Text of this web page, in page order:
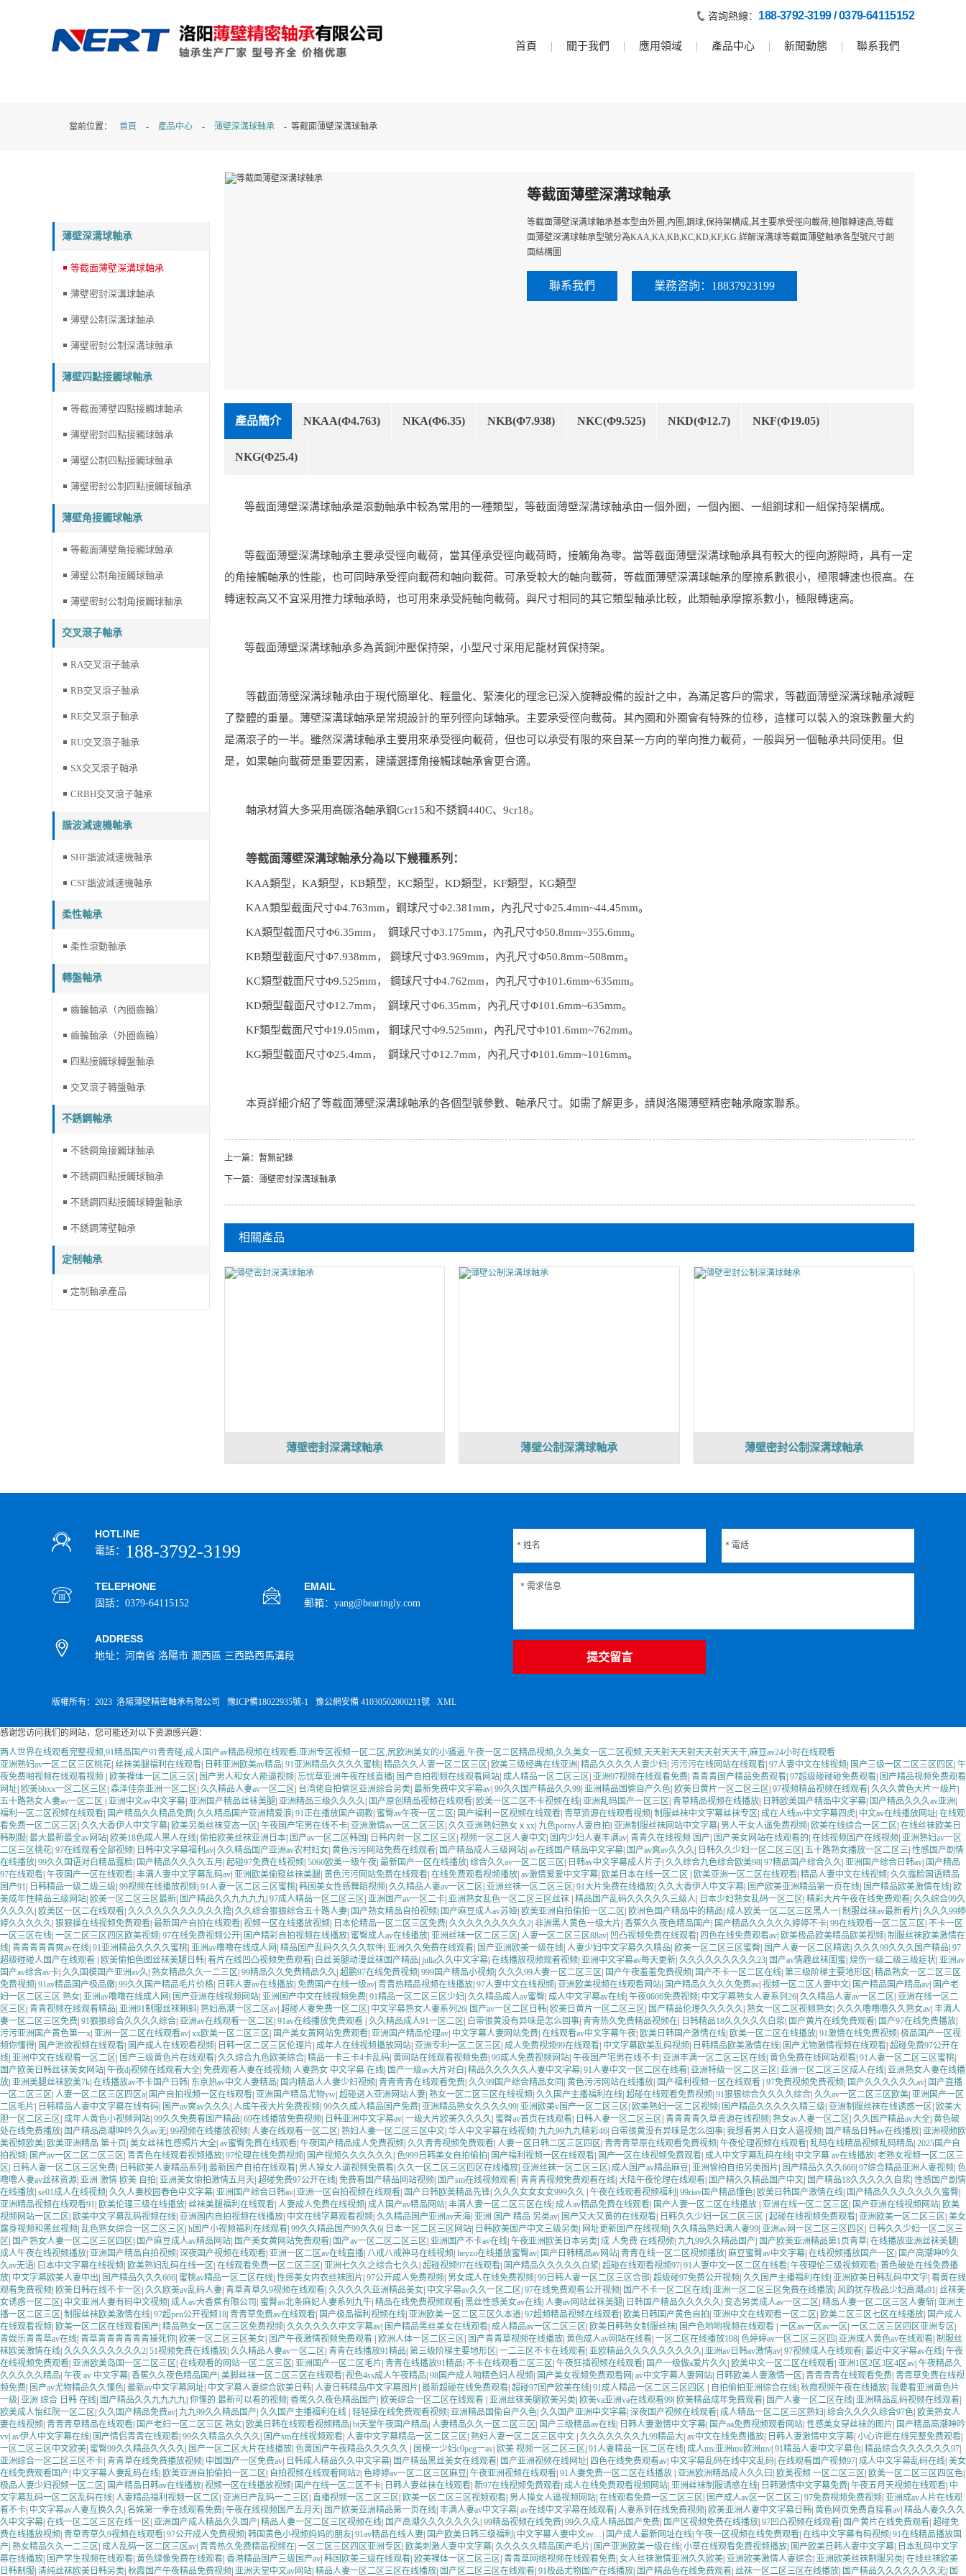
咨詢熱線： 188-3792-3199 / 0379-64115152
首頁 關于我們 應用領域 產品中心 新聞動態 聯系我們
當前位置： 首頁 - 產品中心 - 薄壁深溝球軸承 - 等截面薄壁深溝球軸承
薄壁深溝球軸承
等截面薄壁深溝球軸承
薄壁密封深溝球軸承
薄壁公制深溝球軸承
薄壁密封公制深溝球軸承
薄壁四點接觸球軸承
等截面薄壁四點接觸球軸承
薄壁密封四點接觸球軸承
薄壁公制四點接觸球軸承
薄壁密封公制四點接觸球軸承
薄壁角接觸球軸承
等截面薄壁角接觸球軸承
薄壁公制角接觸球軸承
薄壁密封公制角接觸球軸承
交叉滾子軸承
RA交叉滾子軸承
RB交叉滾子軸承
RE交叉滾子軸承
RU交叉滾子軸承
SX交叉滾子軸承
CRBH交叉滾子軸承
諧波減速機軸承
SHF諧波減速機軸承
CSF諧波減速機軸承
柔性軸承
柔性滾動軸承
轉盤軸承
齒輪軸承（內圈齒輪）
齒輪軸承（外圈齒輪）
四點接觸球轉盤軸承
交叉滾子轉盤軸承
不銹鋼軸承
不銹鋼角接觸球軸承
不銹鋼四點接觸球軸承
不銹鋼四點接觸球轉盤軸承
不銹鋼薄壁軸承
定制軸承
定制軸承產品
等截面薄壁深溝球軸承
等截面薄壁深溝球軸承基本型由外圈,內圈,鋼球,保持架構成,其主要承受徑向載荷,極限轉速高,等截
面薄壁深溝球軸承型號分為KAA,KA,KB,KC,KD,KF,KG.詳解深溝球等截面薄壁軸承各型號尺寸剖
面結構圖
聯系我們 業務咨詢：18837923199
產品簡介 NKAA(Φ4.763) NKA(Φ6.35) NKB(Φ7.938) NKC(Φ9.525) NKD(Φ12.7) NKF(Φ19.05)
NKG(Φ25.4)
等截面薄壁深溝球軸承是滾動軸承中較為常用的一種類型，等截面薄壁深溝球軸承由一個外圈，一個內圈、一組鋼球和一組保持架構成。
等截面薄壁深溝球軸承主要承受徑向載荷，當其僅承受徑向載荷時，接觸角為零。當等截面薄壁深溝球軸承具有較大的徑向游隙時，具有一定
的角接觸軸承的性能，也可同時承受徑向載荷和軸向載荷。可承受較大的軸向載荷，等截面薄壁深溝球軸承的摩擦系數很小，極限轉速也很高。在
轉速較高又不宜采用推力球軸承時，也可用來承受純軸向載荷。與尺寸相同的其它類型軸承比較，此類軸承摩擦系數小，極限轉速高。
等截面薄壁深溝球軸承多為黃銅沖壓保持架，小型尺寸采用尼龍材質保持架。
等截面薄壁深溝球軸承由于現代簡單化、輕量化、緊湊化的理念已深入旋轉設備的設計之中，為滿足客戶的需求，等截面薄壁深溝球軸承減輕
了整體的重量。 薄壁深溝球軸承是常規設計的單列徑向球軸承。 主要承受徑向載荷。 其內圈和外圈會有特殊的位移，這樣可以裝入的滾珠數量大約
是滿滾子的一半。雖然深溝球軸承主要用來承受徑向載荷，但也可以承受有限的來自某一方向的單向推力載荷， 一般與另一個軸承共同使用。 但
是，如果軸向載荷是重要因素， 建議選擇角接觸球軸承會更合適。
軸承材質大多采用高碳洛軸承鋼Gcr15和不銹鋼440C、 9cr18。
等截面薄壁深溝球軸承分為以下幾種系列：
KAA類型， KA類型， KB類型， KC類型， KD類型， KF類型， KG類型
KAA類型截面尺寸Φ4.763mm，鋼球尺寸Φ2.381mm，內孔尺寸Φ25.4mm~44.45mm。
KA類型截面尺寸Φ6.35mm， 鋼球尺寸Φ3.175mm，內孔尺寸Φ50.8mm~355.6mm。
KB類型截面尺寸Φ7.938mm， 鋼球尺寸Φ3.969mm，內孔尺寸Φ50.8mm~508mm。
KC類型截面尺寸Φ9.525mm， 鋼球尺寸Φ4.762mm，內孔尺寸Φ101.6mm~635mm。
KD類型截面尺寸Φ12.7mm， 鋼球尺寸Φ6.35mm，內孔尺寸Φ101.6mm~635mm。
KF類型截面尺寸Φ19.05mm， 鋼球尺寸Φ9.525mm，內孔尺寸Φ101.6mm~762mm。
KG類型截面尺寸Φ25.4mm， 鋼球尺寸Φ12.7mm，內孔尺寸Φ101.6mm~1016mm。
本頁詳細介紹了等截面薄壁深溝球軸承的各個型號參數、軸承尺寸。如需了解更多，請與洛陽薄壁精密軸承廠家聯系。
上一篇：暫無記錄
下一篇： 薄壁密封深溝球軸承
相關產品
薄壁密封深溝球軸承 薄壁公制深溝球軸承 薄壁密封公制深溝球軸承
HOTLINE
電話： 188-3792-3199
TELEPHONE
固話：0379-64115152
EMAIL
郵箱：yang@bearingly.com
ADDRESS
地址：河南省 洛陽市 澗西區 三西路西馬溝段 提交留言
版權所有：2023 洛陽薄壁精密軸承有限公司 豫ICP備18022935號-1 豫公網安備 41030502000211號 XML
感谢您访问我们的网站，您可能还对以下资源感兴趣：
两人世界在线观看完整视频,91精品国产91青青碰,成人国产av精品视频在线观看,亚洲专区视频一区二区,尻欧洲美女的小骚逼,午夜一区二区精品视频,久久美女一区二区视频,天天射天天射天天射天天干,麻豆av24小时在线观看
亚洲熟妇av一区二区三区桃花| 丝袜美腿福利在线观看| 日韩亚洲欧美av精品| 91亚洲精品久久久久蜜桃| 精品久久人妻一区二区三区| 欧美三级经典在线亚洲| 精品久久久久人妻少妇| 污污污在线网站在线观看| 97人妻中文在线视频| 国产三级一区二区三区四区| 午
夜免费啪视频在线观看视频 | 欧美裸体一区二区三区| 国产男人和女人能逼视频| 忘忧草亚洲午夜在线直播| 国产自拍视频在线观看网站| 成人精品一区二区三区| 亚洲97视频在线观看免费| 青青青国产精品免费观看| 97超级碰碰碰免费观看| 国产精品视频免费观看
网址| 欧美bbxx一区二区三区| 森泽佳奈亚洲一区二区| 久久精品人妻av一区二区| 台湾佬自拍偷区亚洲综合另类| 最新免费中文字幕av| 99久久国产精品久久99| 亚洲精品国偷自产久色| 欧美日黄片一区二区三区| 97视频精品视频在线观看| 久久久黄色大片一级片|
五十路熟女人妻av一区二区 | 亚洲中文av中文字幕| 亚洲国产精品丝袜美腿| 亚洲精品三级久久久久| 国产原创精品视频在线观看| 欧美一区二区不卡视频在线| 亚洲乱码国产一区三区| 青草精品视频在线播放| 日韩欧美国产精品中文字幕| 国产精品久久久av亚洲|
福利一区二区视频在线观看| 国产精品久久精品免费| 久久精品国产亚洲精爱浪| 91正在播放国产调教| 蜜臀av午夜一区二区| 国产福利一区视频在线观看| 青草资源在线观看视频| 制服丝袜中文字幕丝袜专区| 成在人线av中文字幕四虎| 中文av在线播放网址| 在线观
看免费一区二区三区| 久久大香伊人中文字幕| 欧美另类丝袜变态一区| 午夜国产宅男在线不卡| 亚洲激情av一区二区三区| 久久亚洲熟妇熟女ⅹxx| 九色porny人妻自拍| 亚洲制服丝袜网站中文字幕| 男人干女人逼免费视频| 欧美在线综合一区二区| 在线丝袜欧美日
韩制服| 最大最新最全av网站| 欧美18色成人黑人在线| 偷拍欧美丝袜亚洲日本| 国产av一区二区韩国 | 日韩内射一区二区三区| 视频一区二区人妻中文| 国内少妇人妻丰满av| 青青久在线视频 国产| 国产美女网站在线观看的| 在线视频国产在线视频| 亚洲熟妇av一区
二区三区桃花| 97在线观看全部视频| 日韩中文字幕福利av| 久久精品国产亚洲av农村妇女| 黄色污污网站免费在线观看| 国产精品成人三级网站| av在线国产精品中文字幕| 国产av爽av久久久| 日韩久久少妇一区二区三区| 五十路熟女播放一区二区三| 性感国产剧情
在线播放| 99久久国语对白精品露脸| 国产精品久久久久五月 | 起碰97免费在线视频| 5060欧美一级午夜| 最新国产一区在线播放| 综合久久av一区二区三区| 日韩av中文字幕成人片子| 久久综合九色综合欧美98| 97精品国产综合久久| 亚洲国产综合日韩av| 国产精品
97在线观看| 午夜国产一区在线观看| 丰满人妻中文字幕乱码av| 亚洲欧美偷窥丝袜美腿| 黄色污污网站免费在线观看| 在线免费观看视频播放| av激情爱爱中文字幕| 欧美日本在线一区二区 | 欧美亚洲一区二区在线观看| 精品人妻中文在线视频| 久久露脸国语精品
国产91| 日韩精品一级二级三级| 99视频在线播放视频| 91人妻一区二区三区蜜桃| 韩国美女性感舞蹈视频| 久久精品人妻av一区二区| 亚洲丝袜一区二区三区| 91大片免费在线播放| 久久大香伊人中文字幕| 国产欧美亚洲精品第一页在线| 国产精品欧美激情在线| 欧
美成年性精品三级网站| 欧美一区二区三区最新| 国产精品久久九九九九| 97成人精品一区二区三区| 亚洲国产av一区二卡| 亚洲熟女乱色一区二区三区丝袜 | 精品国产乱码久久久久久三级人| 日本少妇熟女乱码一区二区| 精彩大片午夜在线免费观看| 久久综合99久
久久久久| 欧美区一区二在线观看| 久久久久久久久久久久久撸| 久久综合狠狠综合五十路人妻| 国产熟女精品自拍视频| 国产麻豆成人av苏娅| 欧美亚洲自拍偷拍一区二区| 欧洲色国产精品中的精品| 成人欧美一区二区三区黑人一| 制服丝袜av最新看片| 久久久99婷
婷久久久久久| 狠狠操在线视频免费观看| 最新国产自拍在线观看| 视频一区在线播放视频| 日本伦精品一区二区三区免费| 久久久久久久久久久2| 非洲黑人黄色一级大片| 香蕉久久夜色精品国产| 国产精品久久久久久婷婷不卡| 99在线观看一区二区三区| 不卡一区
一区三区在线| 一区二区三区四区欧美视频| 97在线免费视频公开| 国产精彩自拍视频在线播放| 蜜臀成人av在线播放| 亚洲丝袜一区二区三区| 人妻一区二区三区88av| 凹凸视频免费在线观看| 四色在线免费观看av| 欧美极品欧美精品欧美视频| 制服丝袜欧美激情在
线| 青青青青青爽av在线| 91亚洲精品久久久久蜜桃| 亚洲av噜噜在线成人网 | 精品国产乱码久久久久软件| 亚洲久久免费在线观看| 国产亚洲欧美一级在线| 人妻少妇中文字幕久久精品| 欧美一区二区三区蜜臀| 国产人妻一区二区精选| 久久久99久久久国产精品| 97
超级碰碰人国产在线观看 | 欧美偷拍色图丝袜美腿日韩| 看片在线凹凸视频免费观看| 白丝美腿动漫丝袜国产精品| julia久久中文字幕| 在线播放视频观看视频| 亚洲中文字幕av每天更新| 久久久久久久久久久23| 国产av情趣丝袜闺蜜| 烧伤一级二级三级症状| 亚洲av
国产av综合av卡| 久久国模国产亚洲av久| 熟女精品久久一二三区| 99精品久久免费精品久久| 超鹏97在线免费视频| 999国产精品小视频| 久久久99人妻一区二区三区| 国产午夜羞羞免费视频| 国产不卡一区二区在线| 第三级阶梯主要地形区| 精品熟女一区二区三区
免费视频| 91av精品国产极品嫩| 99久久国产精品毛片价格| 日韩人妻av在线播放| 免费国产在线一级av| 青青热精品视频在线播放| 97人妻中文在线视频| 亚洲欧美视频在线观看网站| 国产精品久久久久免费av| 视频一区二区人妻中文| 国产精品国产精品av| 国产老
妇一区二区三区 熟女| 亚洲av噜噜在线成人网 | 国产亚洲在线视频网站| 亚洲国产中文在线视频免费| 91精品一区二区三区少妇| 久久精品成人av蜜臀| 成人中文字幕av在线| 午夜0606免费视频| 中文字幕熟女人妻系列26| 久久精品人妻av一区二区| 亚洲在线一区二
区三区| 青青视频在线观看精品| 亚洲91制服丝袜蝌蚪| 熟妇高潮一区二区av| 超碰人妻免费一区二区| 中文字幕熟女人妻系列26| 国产av一区二区日韩| 欧美日黄片一区二区三区| 国产精品伦理久久久久久| 熟女一区二区视频熟女| 久久久噜噜噜久久熟女av| 丰满人
妻一区二区三区免费| 91狠狠综合久久久久综合| 亚洲av在线观看一区二区| 91av在线播放免费观看 | 久久精品成人91一区二区| 白带很黄没有异味是怎么回事| 青青热久免费精品视频在| 日韩精品18久久久久久白浆| 国产黄片在线免费观看| 国产97在线免费播放|
污污亚洲国产黄色第一x| 亚洲一区二区在线观看av| xx欧美一区二区三区| 国产美女黄网站免费观看| 亚洲国产精品伦理av| 中文字幕人妻网站免费| 在线观看av中文字幕午夜| 欧美日韩国产激情在线| 欧美一区二区在线播放| 91激情在线免费视频| 极品国产一区视
频你懂得| 国产泄欲视频在线观看| 国产成人在线观看视频| 日韩一区二区三区伦理片| 成年人在线视频播放网站| 亚洲专利一区二区三区| 成人免费视频99在线观看| 中文字幕欧美乱码视频| 日韩精品欧美激情在线| 国产尤物激情视频在线观看| 超碰免费97公开在
线| 亚洲中文在线观看一区二区| 国产三级黄色片在线观看| 久久综合九色欧美综合| 精品一卡三卡4卡乱码| 黄网站在线观看视频免费| 99成人免费视频网站| 午夜国产宅男在线不卡| 亚洲丰满一区二区三区在线| 黄色免费在线网站观看| 91人妻一区二区三区蜜桃|
国产欧美日韩丝袜美女网站| 午夜dj视频在线观看大全| 免费观看人妻在线视频| 人妻熟女 中文字幕 在线| 国产一级av大片对白| 精品久久久久久人妻中文字幕| 91人妻中文一区二区在线看| 亚洲特级一区二区三区| 亚洲一区二区三区成人在线| 亚洲熟女人妻在线播
放| 亚洲美腿丝袜欧美7k| 在线播放av不卡国产日韩| 东京热av中文人妻精品| 国内精品人人妻少妇视频| 青青青青在线观看免费| 久久99国产综合精品女同 | 黄色污污网站在线播放| 国产福利视频一区在线观看 | 97免费视频免费视频| 国产久久久久久久av| 国产直播
一区二区三区| 人妻一区二区三区四区a| 国产自拍视频一区在线观看| 亚洲国产精品尤物yw| 超碰进入亚洲网站人妻| 熟女一区二区三区在线视频| 久久国产主播福利在线| 超碰在线观看免费视频| 91狠狠综合久久久久综合| 久久av一区二区三区欧美| 亚洲国产一区
二区毛片| 日韩精品人妻中文字幕在线有码| 国产av爽av久久久| 人成午夜大片免费视频| 99久久成人精品国产免费| 亚洲精品熟女久久久久99| 亚洲欧美v国产一区二区三区| 欧美熟妇一区二区视频| 国产精品久久久久久精三级| 亚洲制服丝袜在线诱惑一区| 欧美大
胆一区二区三区| 成年人黄色小视频网站| 99久久免费看国产精品| 69在线播放免费视频| 日韩亚洲中文字幕av| 一级大片欧美久久久久| 蜜臀av首页在线观看| 日韩人妻一区二区三区| 青青青青久草资源在线视频| 熟女av人妻一区二区| 久久国产精品av大全| 黄色破
处在线免费播放| 国产精品高潮呻吟久久av无| 99视频在线播放视频| 人妻在线观看一区二区| 熟妇人妻一区二区三区中文| 华人中文字幕在线视频| 九九99九九精彩46| 白带很黄没有异味是怎么回事| 我想看男人日女人逼视频| 国产精品日韩av在线播放| 亚洲视频欧
美视频欧美| 欧美亚洲精品 第十页| 美女丝袜性感照片大全| av蜜臀免费在线观看| 午夜国产精品成人免费视频| 久久青青视频免费观看| 人妻一区日韩二区三区四区| 青青青草原在线观看免费视频| 午夜伦理视频在线观看| 乱码在线精品视频乱码精品| 2025国产自
拍视频| 国产av一区二区二区三区| 青青色在线观看视频播放| 97伦理在线免费视频| 国产视频久久久久久久| 色999日韩美女自拍偷拍| 国产福利视频一区在线观看| 国产一区在线视频免费观看| 成人中文字幕乱码在线| 中文字幕 av在线播放| 老熟女视频一区二区三
区| 日韩人妻一区二区三区免费| 日韩欧美人妻精品系列 | 最新国产自拍在线观看| 男人操女人逼视频免费看| 久久一区二区三区四区在线播放| 亚洲丝袜一区二区三区| 成人国产av精品麻豆| 亚洲愉拍自拍另类图片| 国产精品久久久666| 97综合精品亚洲人妻视频| 色
噜噜人妻av丝袜资源| 亚洲 激情 欧美 自拍| 亚洲美女偷拍激情五月天| 超碰免费97公开在线| 免费看国产精品网站视频| 国产sm在线视频观看| 青青青视频免费观看在线| 大陆午夜伦理在线观看| 国产精久久精品国产中文| 国产精品18久久久久久自浆| 性感国产剧情
在线播放| se01成人在线视频| 久久人妻校园春色中文字幕| 亚洲国产综合日韩av| 亚洲一区自拍视频在线观看| 国产日韩欧美精品先锋| 久久久女女女女999久久 | 午夜在线观看视频福利 | 99riav国产精品懂色| 欧美日韩国产激情在线| 国产精品久久久久久久久蜜臀|
亚洲精品视频在线观看91| 欧美伦理三级在线播放| 丝袜美腿福利在线观看| 人妻成人免费在线视频| 成人国产av精品网站| 丰满人妻一区二区三区在线| 成人av精品免费在线观看| 国产人妻一区二区在线播放 | 亚洲在线一区二区三区| 国产亚洲在线视频网站| 欧美
视频网站一区二区| 欧美中文字幕乱码视频在线| 亚洲国内自拍视频在线播放| 中文在线字幕观看视频| 久久精品国产亚洲av天海| 亚洲 国产 精品 另类av| 国产又大又黄的在线观看| 日韩久久少妇一区二区三区 | 起碰在线视频免费观看| 亚洲欧美一区二区三区| 美女
露身视频和黑丝视频| 乱色熟女综合一区二区三区| h国产小视频福利在线观看| 99久久精品国产99久久6| 日本一区二区三区网站| 日韩欧美国产中文三级另类| 网址更新国产在线视频| 久久精品熟妇满人妻99| 亚洲av网一区二区三区四区| 日韩久久少妇一区二区三
区| 国产熟女人妻一区二区三区四区| 国产麻豆成人av精品网站| 国产美女黄网站免费观看| 国产av一区二区二区三区| 亚洲国产不卡av在线| 午夜亚洲欧美日本另类| 成 人免费 在线视频| 九九99久久精品国产| 国产欧美亚洲精品第1页青草| 在线播放亚洲丝袜美腿|
成人午夜在线视频播放| 亚洲国产精品自拍视频| 深夜国产视频在线观看| 亚洲一区二区av在线直播| 八戒八戒神马在线视频| heyzo在线播放蜜臀av| 国产日韩精品av网站| 青青在线一区二区视频播放| 麻豆蜜臀av中文字幕| 在线视频播放国产一区| 国产高潮呻吟久
久av无语| 曰本中文字幕在线视频| 欧美熟妇乱码在线一区| 在线观看免费一区二区三区| 亚洲七久久之综合七久久| 超碰视频97在线观看| 国产精品久久久久久白浆| 超碰在线观看视频97| 91人妻中文一区二区在线看| 午夜理伦三级视频观看| 黄色破处在线免费播
放| 中文字幕欧美人妻中出| 国产精品久久久666| 蜜桃av精品一区二区在线| 性感美女内衣丝袜图片| 97公开成人免费视频| 男女成人在线免费视频| 99日韩人妻一区二区三区合部| 超级碰97免费公开视频| 久久国产主播福利在线| 亚洲欧美日韩乱码中文字| 看黄在线
观看免费视频| 欧美日韩在线不卡一区| 久久欧美av乱码人妻| 青草青草久9视频在线观看| 久久久久久亚洲精品美女| 中文字幕av久久一区二区| 97在线免费观看公开视频| 国产不卡一区二区在线| 亚洲一区二区三区免费在线播放| 风韵犹存极品少妇高潮a91| 丝袜美
女诱惑一区二区| 中文亚洲人妻有码中文视频| 成人av大香蕉有限公司 | 蜜臀av北条麻妃人妻系列九牛| 精品在线免费视频观看| 黑丝性感美女av在线| 人妻av网站丝袜美腿| 日韩国产精品久久久久久| 变态另类成人av一区二区| 精品人妻一区二区三区人妻斩| 亚洲主
播一区二区三区| 制服丝袜欧美激情在线| 97超pen公开视频18| 青青草免费av在线观看| 国产极品福利视频在线| 亚洲欧美一区二区三区久本道| 97超频精品视频在线观看| 欧美日韩国产黄色自拍| 亚洲中文在线观看一区二区| 欧美二区三区七区在线播放| 国产成人
在线观看视频| 欧美一区二区在线观看国产| 精品熟女一区二区三区免费视频| 久久久久久久中文字幕av| 国产精品黑丝美女在线观看| 成人精品av一区二区三区| 欧美日韩熟女制服丝袜| 国产色哟哟视频在线观看 | 一区av一区av一区| 一区二区三区四区亚洲专区|
青娱乐青青草av在线| 青草青青青青青青操死你| 欧美一区二区三区美女| 国产午夜激情视频免费观看 | 欧洲人体一区二区三区| 国产青青草视频在线播放| 黄色成人av网站在线看| 一区二区在线播放108| 色婷婷av一区二区三区四| 亚洲成人黄色av在线观看| 制服丝
袜欧美激情在线| 久久久久久久久久久2| 51视频免费在线播放| 久久精品人妻av一区二区| 青青在线播放91精品| 第三级阶梯主要地形区| 一二三区不卡在线观看| 亚欧精品久久久久久久久久久| 亚洲av日韩av激情av| 97视频成人在线观看| 最近中文字幕av在线| 午夜
在线视频免费观看| 亚洲欧美岛国一区二区三区| 在线观看的网站一区二区三区| 亚洲国产一区二区毛片| 青青在线播放91精品| 不卡在线观看二区三区| 午夜狂插视频在线观看| 国产一级做a爱片久久| 欧美中文一区二区在线观看| 亚洲1区2区3区4区av| 午夜精品久
久久久久久精品| 午夜 av 中文字幕| 香蕉久久夜色精品国产| 美脚丝袜一区二区三区在线观看| 视色4ss成人午夜精品| 98国产成人啪精色妇人视频| 国产美女视频免费观看网 | av中文字幕人妻网站| 日韩欧美人妻激情一区| 青青青青在线观看免费| 青青草免费在线视
频免费| 国产av尤物精品久久懂色| 最新av中文字幕网址| 中文字幕人妻综合欧美日韩| 人妻日韩精品中文字幕图片| 最新超碰在线免费观看| 超碰97国产欧美在线| 91成人精品一区二区三区四区 | 自拍偷拍亚洲综合在线| 秋霞视频午夜在线播放| 我要看亚洲黄色片
一级| 亚洲 综合 日韩 在线| 国产精品久久九九九九| 你懂的 最新可以看的视频| 香蕉久久夜色精品国产| 欧美综合一区二区在线观看 | 亚洲丝袜美腿欧美另类| 欧美va亚洲va在线观看99| 欧美精品成年免费观看| 国产人妻一区二区在线| 亚洲精品乱码视频在线观看|
欧美成人怡红院一区二区| 久久国产精品免费av| 九九99久久精品国产| 久久国产主播福利在线 | 轻轻操在线免费观看视频| 亚洲精品国偷自产久色| 久久国产亚洲中文字幕| 深夜国产视频在线观看| 成人精品一区二区三区熟妇| 综合久久久久综合97色| 欧美熟女人
妻在线视频| 青青青草精品在线观看| 国产老妇一区二区三区 熟女| 欧美日韩在线观看视频精品| bt天堂午夜国产精品| 人妻精品久久一区二区三区| 国产三级精品av在线| 日韩人妻激情中文字幕| 国产aa免费视频观看网站| 性感美女穿丝袜的图片| 国产精品高潮呻吟
vv| av伊人中文字幕在线| 国产情侣青青在线观看| 99久久精品久久久久| 国产sm在线视频观看| 人妻中文字幕精品一区二区三区| 熟妇人妻一区二区三区中文 | 久久久久久久久九99精品大| av中文在线免费播放| 日韩人妻激情中文字幕| 小心许愿在线完整免费观看|
一区二区三区中文欧美| 蜜臀99久久精品久久久久| 国产一区二区大片在线播放| 色黄国产午夜精品久久久久久 | 国模一少妇c0peg一av| 欧美 视频一区二区三区| 91人妻精品一区二区在线| 成人mv亚洲mv欧洲mv| 91精品人妻中文字幕色| 精品综合久久久久久久97|
亚洲综合一区二区三区不卡| 青青草在线免费播放视频| 中国国产一区免费av| 日韩成人精品久久中文字幕| 国产精品黑丝美女在线观看| 国产亚洲视频在线网址| 四色在线免费观看av| 中文字幕乱码在线中文乱码| 在线观看国产视频97| 成人中文字幕乱码在线| 美女
在线免费观看国产| 中文字幕人妻乱码在线| 欧美亚洲自拍偷拍一区二区| 自拍视频在线观看网站2| 色婷婷av一区二区三区麻豆| 午夜亚洲视频在线观看| 91人妻免费一区二区在线播放 | 亚洲欧洲精品成人久久曰 | 欧美视频 一区二区三区| 欧美一区二区三区四区色|
极品人妻少妇视频一区二区| 国产精品日韩av在线播放| 视频一区在线播放视频| 国产在线一区二区不卡| 日韩人妻丝袜在线观看| 新97在线视频免费观看| 成人在线免费观看视频网站| 亚洲丝袜制服诱惑在线| 日韩激情中文字幕免费| 午夜五月天视频在线观看| 中
文字幕乱码一区二区乱码在线| 人妻精品福利视频一区二区| 亚洲日产乱码一二三区| 直播视频一区二区三区| 欧美一区二区三区视频观看| 男人操女人逼视频网站| 在线观看免费一区二区三区| 国产成人av区一区二区三| 97免费视频免费视频| 亚洲成av人片在线观
看不卡| 中文字幕av人妻互换久久| 名姝第一季在线观看免费| 午夜在线视频国产五月天| 国产欧美亚洲精品第一页在线| 丰满人妻av中文字幕| av在线中文字幕在线观看| 人妻系列在线免费视频| 欧美亚洲人妻中文字幕日韩| 黄色网页免费直接看av| 精品人妻久久久
久中文字幕| 在线一区二区三区在线一区| 亚洲国产成人精品久久国产| 精品人妻一区二区三区视频在线| 国产高潮久久久久久久久| 99精品视频在线免费| 99久久成人精品国产免费| 国产区视频免费在线播放| 97凹凸视频在线观看| 国产黄片在线免费观看| 超碰免
费在线播放视频| 青草青草久9视频在线观看| 97公开成人免费视频| 韩国黄色小视频妈妈的朋友| 91av精品在线人妻| 国产欧美日韩三级福利 | 中文字幕人妻中文av…| 国产成人最新网址在线| 午夜一区视频在线免费观看| 在线中文字幕有码视频| 91在线精品播放国
产| 熟女精品久久一二三区| 成人乱码一区二区三区av| 青青热久免费精品视频在| 一区二区三区四区亚洲专区| 欧美刺激人妻中文字幕| 久久久久久精品国产毛片| 国产亚洲欧美一级在线| 小草在线观看免费视频播放| 国产欧美日韩人妻中文字幕| 日本乱码中文字
幕在线播放| 国产学生视频在线观看| 黄色绿像免费在线观看| 香港精品国产三级国产av| 韩国欧美三级在线观看| 欧美裸体一区二区三区| 青青草网络视频在线观看免费| 女人丝袜激情亚洲久久欧美| 亚洲欧美激情人妻综合| 亚洲欧美丝袜制服另类| 在线丝袜欧美
日韩制服| 清纯丝袜欧美日韩另类| 秋霞国产午夜精品免费视频| 亚洲天堂中文av网站| 精品人妻一区二区三区在线播放| 国产区二区三区在线观看| 91极品尤物国产在线播放| 国产精品色在线免费观看| 丝袜一区二区三区在线播放| 国产精品久久久久久久久无| 国